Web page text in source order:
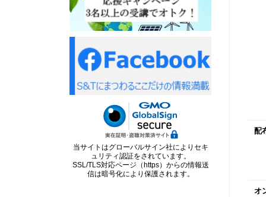
配
オ
当サイトはグローバルサイン社によりセキ
ュリティ認証をされています。
SSL/TLS対応ページ（https）からの情報送
信は暗号化により保護されます。